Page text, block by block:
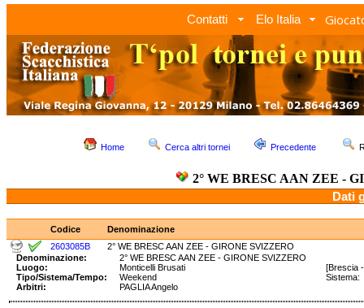
Contatti Elo Italia
Home Cerca altri tornei Precedente
2° WE BRESC AAN ZEE -
Dati
Codice
Denominazione
2603085B
2° WE BRESC AAN ZEE - GIRONE SVIZZERO
Denominazione:
2° WE BRESC AAN ZEE - GIRONE SVIZZERO
Luogo:
Monticelli Brusati
[Brescia
Tipo/Sistema/Tempo:
Weekend
Arbitri:
PAGLIA Angelo